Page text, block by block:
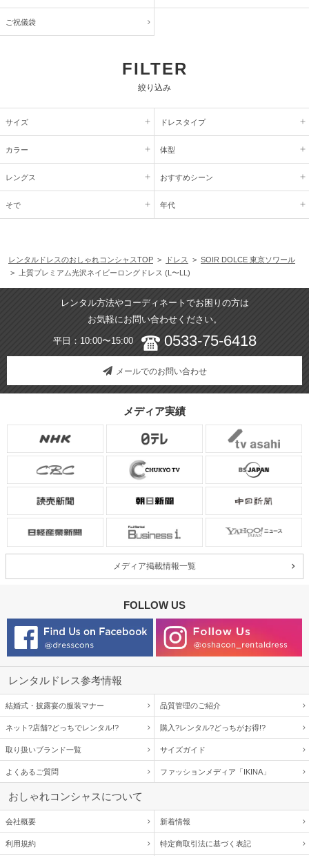
ご祝儀袋
FILTER
絞り込み
サイズ ドレスタイプ
カラー 体型
レングス おすすめシーン
そで 年代
レンタルドレスのおしゃれコンシャスTOP > ドレス > SOIR DOLCE 東京ソワール
> 上質プレミアム光沢ネイビーロングドレス (L〜LL)
レンタル方法やコーディネートでお困りの方は
お気軽にお問い合わせください。
平日：10:00〜15:00 0533-75-6418
メールでのお問い合わせ
メディア実績
メディア掲載情報一覧
FOLLOW US
レンタルドレス参考情報
結婚式・披露宴の服装マナー 品質管理のご紹介
ネット?店舗?どっちでレンタル!? 購入?レンタル?どっちがお得!?
取り扱いブランド一覧 サイズガイド
よくあるご質問 ファッションメディア「IKINA」
おしゃれコンシャスについて
会社概要 新着情報
利用規約 特定商取引法に基づく表記